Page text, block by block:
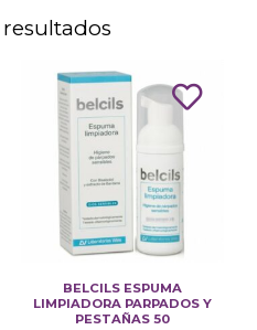
resultados
BELCILS ESPUMA
LIMPIADORA PARPADOS Y
PESTAÑAS 50